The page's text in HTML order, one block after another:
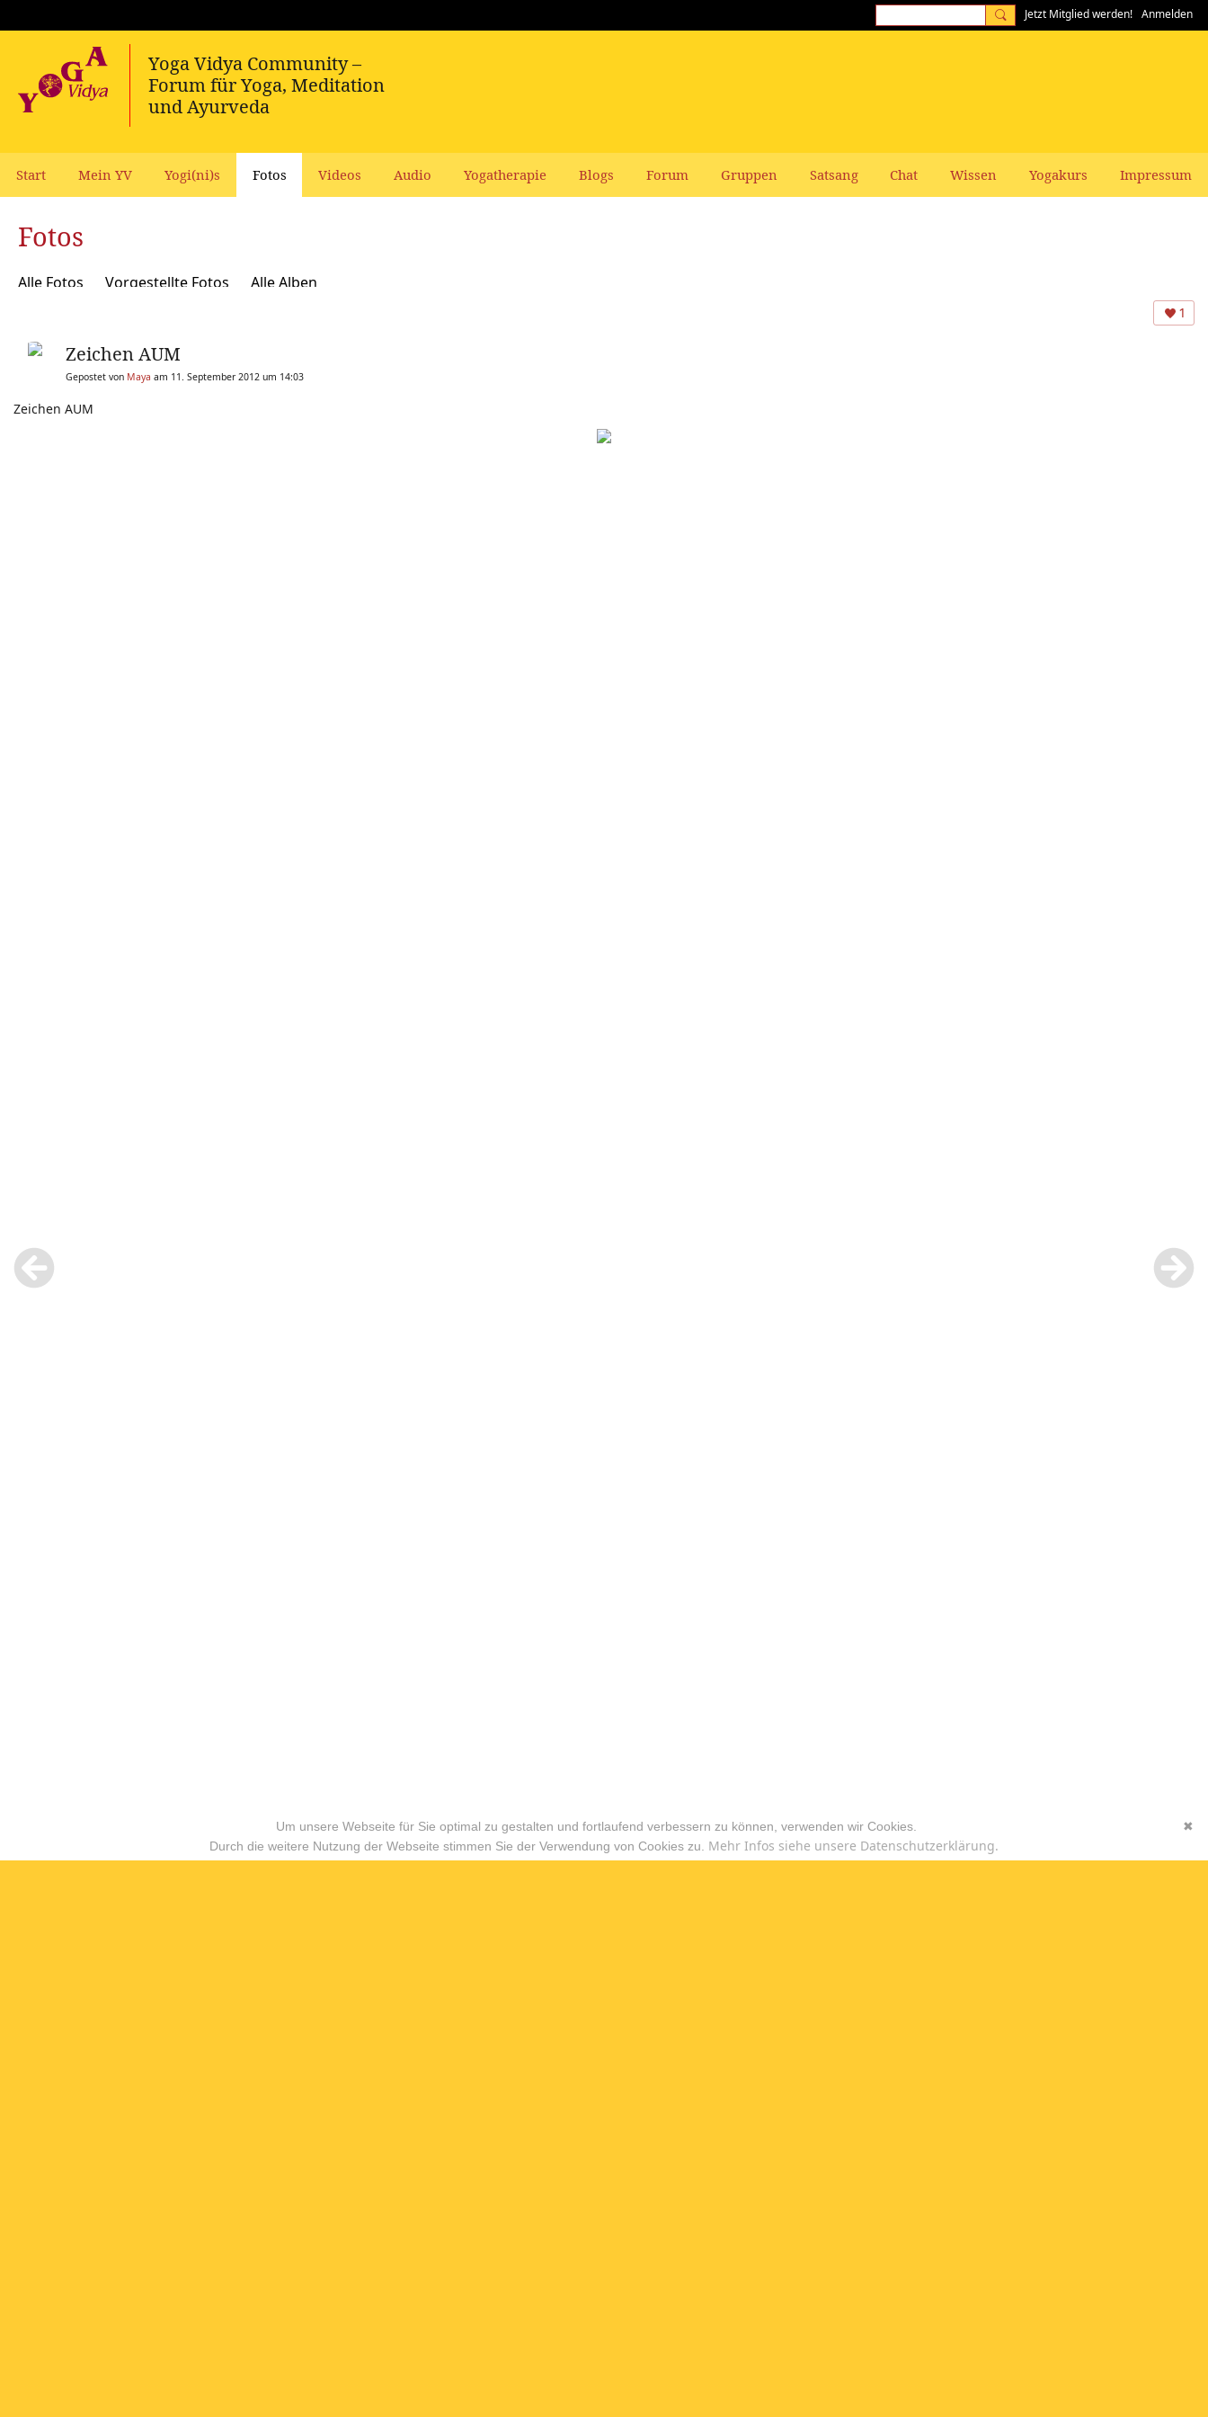
Jetzt Mitglied werden! Anmelden
Start Mein YV Yogi(ni)s Fotos Videos Audio Yogatherapie Blogs Forum Gruppen Satsang Chat Wissen Yogakurs Impressum
Fotos
Alle Fotos Vorgestellte Fotos Alle Alben
1
Zeichen AUM
Gepostet von Maya am 11. September 2012 um 14:03
Zeichen AUM
✖
Um unsere Webseite für Sie optimal zu gestalten und fortlaufend verbessern zu können, verwenden wir Cookies.
Durch die weitere Nutzung der Webseite stimmen Sie der Verwendung von Cookies zu. Mehr Infos siehe unsere Datenschutzerklärung.